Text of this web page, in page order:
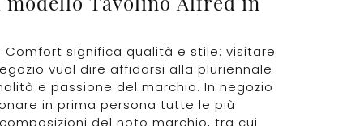
Comfort significa qualità e stile: visitare
vuol dire affidarsi alla pluriennale
e passione del marchio. In negozio
in prima persona tutte le più
del noto marchio, tra cui